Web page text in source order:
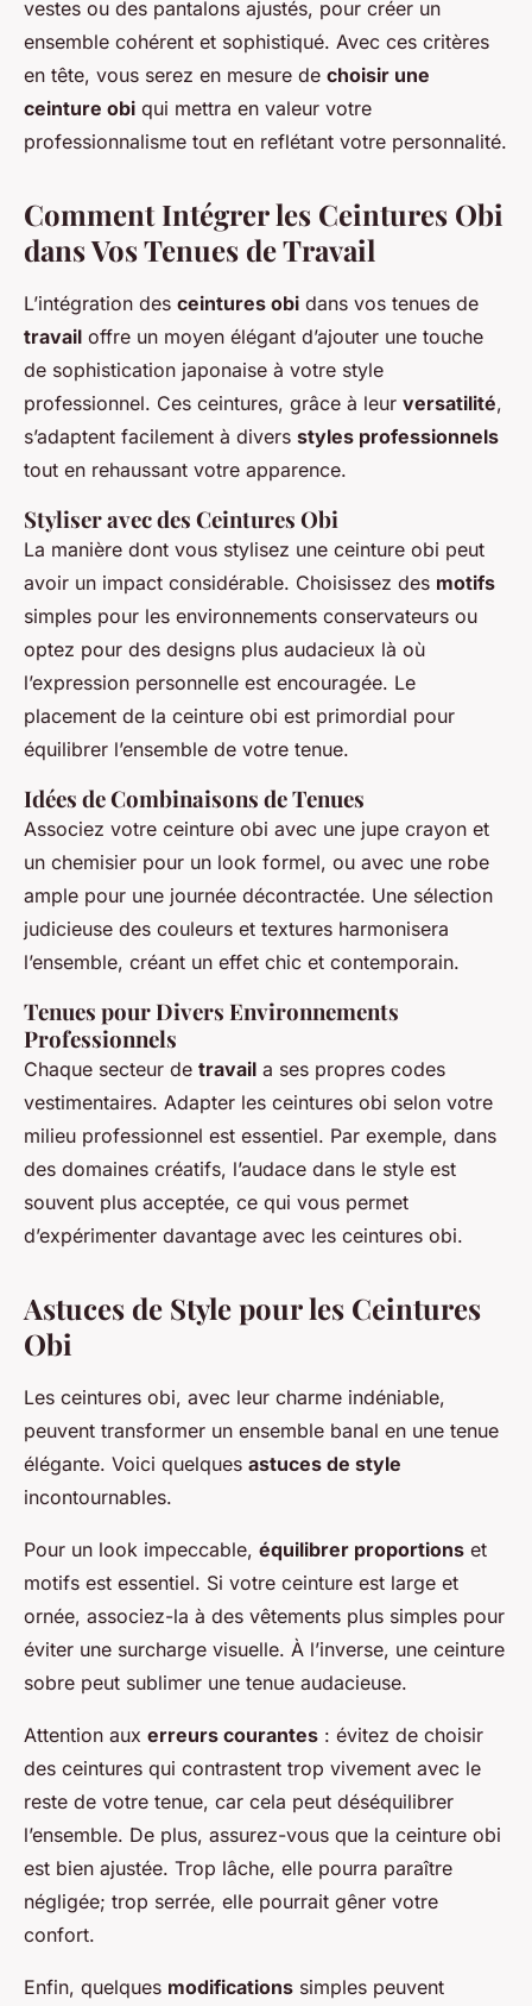
vestes ou des pantalons ajustés, pour créer un
ensemble cohérent et sophistiqué. Avec ces critères
en tête, vous serez en mesure de choisir une
ceinture obi qui mettra en valeur votre
professionnalisme tout en reflétant votre personnalité.
Comment Intégrer les Ceintures Obi
dans Vos Tenues de Travail
L’intégration des ceintures obi dans vos tenues de
travail offre un moyen élégant d’ajouter une touche
de sophistication japonaise à votre style
professionnel. Ces ceintures, grâce à leur versatilité,
s’adaptent facilement à divers styles professionnels
tout en rehaussant votre apparence.
Styliser avec des Ceintures Obi
La manière dont vous stylisez une ceinture obi peut
avoir un impact considérable. Choisissez des motifs
simples pour les environnements conservateurs ou
optez pour des designs plus audacieux là où
l’expression personnelle est encouragée. Le
placement de la ceinture obi est primordial pour
équilibrer l’ensemble de votre tenue.
Idées de Combinaisons de Tenues
Associez votre ceinture obi avec une jupe crayon et
un chemisier pour un look formel, ou avec une robe
ample pour une journée décontractée. Une sélection
judicieuse des couleurs et textures harmonisera
l’ensemble, créant un effet chic et contemporain.
Tenues pour Divers Environnements
Professionnels
Chaque secteur de travail a ses propres codes
vestimentaires. Adapter les ceintures obi selon votre
milieu professionnel est essentiel. Par exemple, dans
des domaines créatifs, l’audace dans le style est
souvent plus acceptée, ce qui vous permet
d’expérimenter davantage avec les ceintures obi.
Astuces de Style pour les Ceintures
Obi
Les ceintures obi, avec leur charme indéniable,
peuvent transformer un ensemble banal en une tenue
élégante. Voici quelques astuces de style
incontournables.
Pour un look impeccable, équilibrer proportions et
motifs est essentiel. Si votre ceinture est large et
ornée, associez-la à des vêtements plus simples pour
éviter une surcharge visuelle. À l’inverse, une ceinture
sobre peut sublimer une tenue audacieuse.
Attention aux erreurs courantes : évitez de choisir
des ceintures qui contrastent trop vivement avec le
reste de votre tenue, car cela peut déséquilibrer
l’ensemble. De plus, assurez-vous que la ceinture obi
est bien ajustée. Trop lâche, elle pourra paraître
négligée; trop serrée, elle pourrait gêner votre
confort.
Enfin, quelques modifications simples peuvent